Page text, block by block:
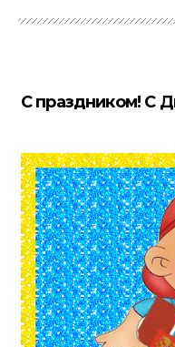
С праздником! С